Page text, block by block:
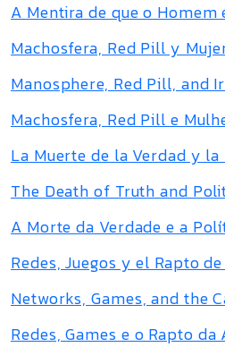
A Mentira de que o
Machosfera, Red Pill y
Manosphere, Red Pill, and
Machosfera, Red Pill e
La Muerte de la Verdad y
The Death of Truth and
A Morte da Verdade e a
Redes, Juegos y el Rapto
Networks, Games, and the
Redes, Games e o Rapto da